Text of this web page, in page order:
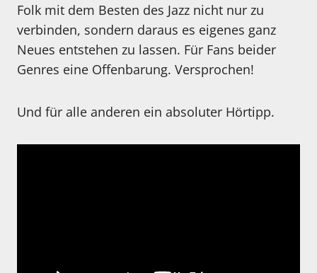
Folk mit dem Besten des Jazz nicht nur zu
verbinden, sondern daraus es eigenes ganz
Neues entstehen zu lassen. Für Fans beider
Genres eine Offenbarung. Versprochen!
Und für alle anderen ein absoluter Hörtipp.